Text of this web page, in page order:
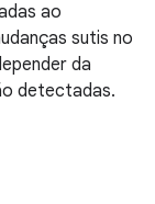
ao
sutis no
da
detectadas.